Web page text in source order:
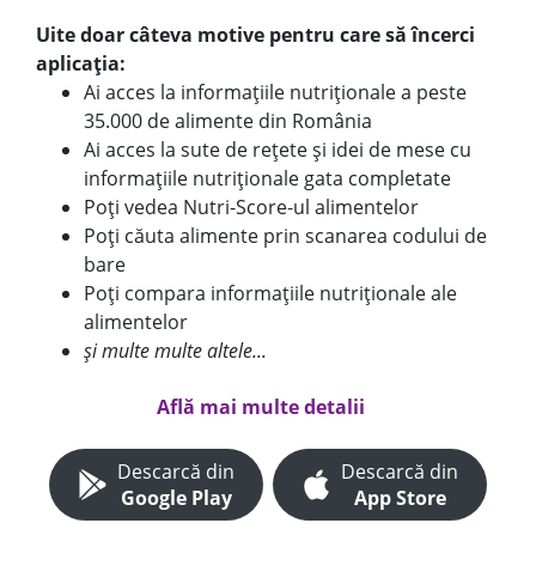
Uite doar câteva motive pentru care să încerci
aplicația:
Ai acces la informațiile nutriționale a peste
35.000 de alimente din România
Ai acces la sute de rețete și idei de mese cu
informațiile nutriționale gata completate
Poți vedea Nutri-Score-ul alimentelor
Poți căuta alimente prin scanarea codului de
bare
Poți compara informațiile nutriționale ale
alimentelor
și multe multe altele...
Află mai multe detalii
Descarcă din
Google Play
Descarcă din
App Store